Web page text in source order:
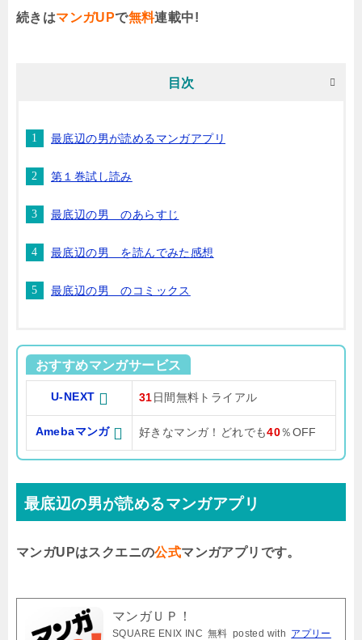
続きはマンガUPで無料連載中!
目次
最底辺の男が読めるマンガアプリ
第１巻試し読み
最底辺の男 のあらすじ
最底辺の男 を読んでみた感想
最底辺の男 のコミックス
おすすめマンガサービス
U-NEXT 31 日間無料トライアル
Amebaマンガ 好きなマンガ！どれでも40％OFF
最底辺の男が読めるマンガアプリ
マンガUPはスクエニの公式マンガアプリです。
マンガＵＰ！
SQUARE ENIX INC 無料 posted with アプリー